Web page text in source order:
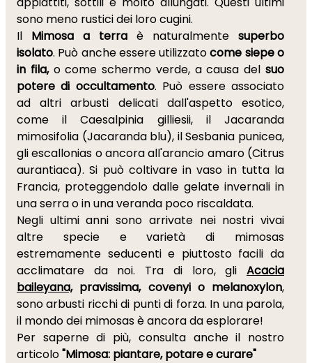
sono meno rustici dei loro cugini.
Il Mimosa a terra è naturalmente superbo
isolato. Può anche essere utilizzatocome siepe o
in fila,o come schermo verde, a causa delsuo
potere di occultamento. Può essere associato
ad altri arbusti delicati dall'aspetto esotico,
come il Caesalpinia gilliesii, il Jacaranda
mimosifolia (Jacaranda blu), il Sesbania punicea,
gli escallonias o ancora all'arancio amaro (Citrus
aurantiaca). Si può coltivare in vaso in tutta la
Francia, proteggendolo dalle gelate invernali in
una serra o in una veranda poco riscaldata.
Negli ultimi anni sono arrivate nei nostri vivai
altre specie e varietà di mimosas
estremamente seducenti e piuttosto facili da
acclimatare da noi. Tra di loro, gli Acacia
baileyana,pravissima, covenyi o melanoxylon,
sono arbusti ricchi di punti di forza. In una parola,
il mondo dei mimosas è ancora da esplorare!
Per saperne di più, consulta anche il nostro
articolo"Mimosa: piantare, potare e curare"